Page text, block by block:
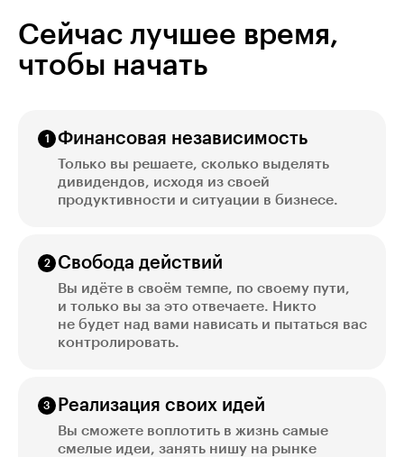
Сейчас лучшее время,
чтобы начать
Финансовая независимость
Только вы решаете, сколько выделять
дивидендов, исходя из своей
продуктивности и ситуации в бизнесе.
Свобода действий
Вы идёте в своём темпе, по своему пути,
и только вы за это отвечаете. Никто
не будет над вами нависать и пытаться вас
контролировать.
Реализация своих идей
Вы сможете воплотить в жизнь самые
смелые идеи, занять нишу на рынке